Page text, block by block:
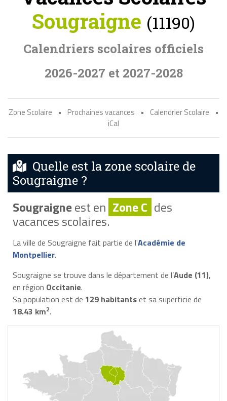
Sougraigne (11190)
Calendriers scolaires officiels
2026-2027 et 2027-2028
Zone Scolaire • Prochaines vacances • Calendrier Scolaire
•
iCal
Quelle est la zone scolaire de
Sougraigne ?
Sougraigneest en Zone C des
vacances scolaires.
La ville de Sougraigne fait partie de l'Académie de
Montpellier.
Sougraigne se trouve dans le département de l’Aude (11),
en région Occitanie.
Sa population est de 129 habitantset sa superficie de
18.43 km2.